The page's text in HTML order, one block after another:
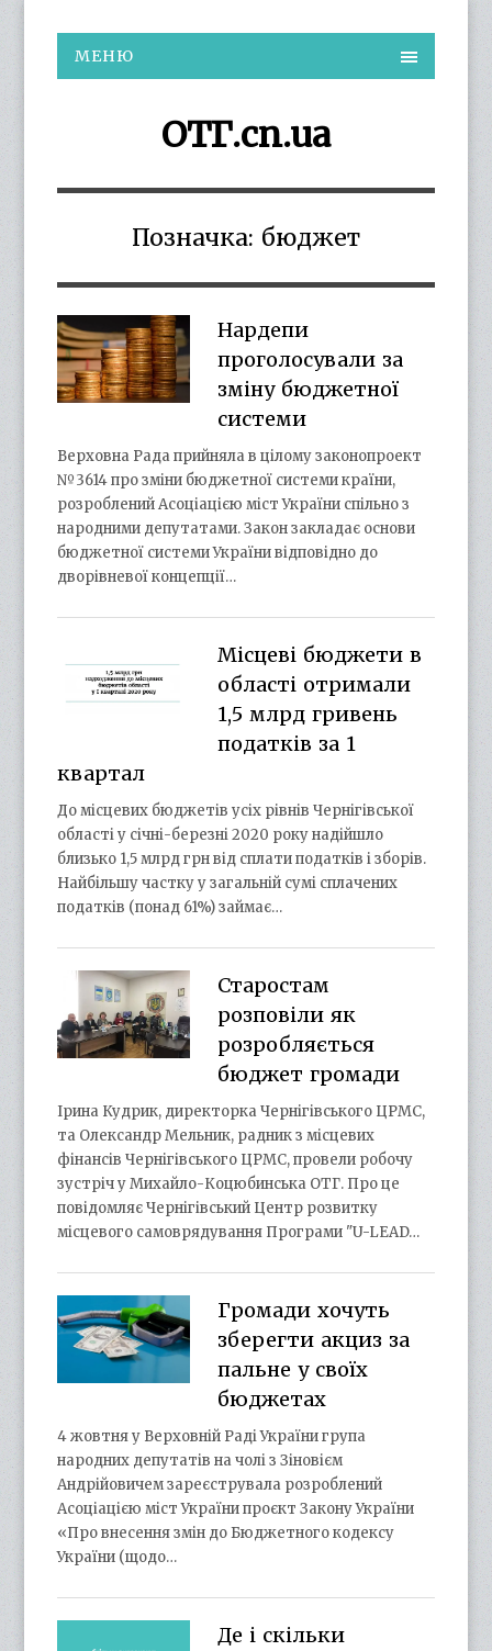
МЕНЮ
ОТГ.cn.ua
Позначка: бюджет
Нардепи
проголосували за
зміну бюджетної
системи
Верховна Рада прийняла в цілому законопроект
№3614 про зміни бюджетної системи країни,
розроблений Асоціацією міст України спільно з
народними депутатами. Закон закладає основи
бюджетної системи України відповідно до
дворівневої концепції…
Місцеві бюджети в
області отримали
1,5 млрд гривень
податків за 1
квартал
До місцевих бюджетів усіх рівнів Чернігівської
області у січні-березні 2020 року надійшло
близько 1,5 млрд грн від сплати податків і зборів.
Найбільшу частку у загальній сумі сплачених
податків (понад 61%) займає…
Старостам
розповіли як
розробляється
бюджет громади
Ірина Кудрик, директорка Чернігівського ЦРМС,
та Олександр Мельник, радник з місцевих
фінансів Чернігівського ЦРМС, провели робочу
зустріч у Михайло-Коцюбинська ОТГ. Про це
повідомляє Чернігівський Центр розвитку
місцевого самоврядування Програми "U-LEAD…
Громади хочуть
зберегти акциз за
пальне у своїх
бюджетах
4 жовтня у Верховній Раді України група
народних депутатів на чолі з Зіновієм
Андрійовичем зареєструвала розроблений
Асоціацією міст України проєкт Закону України
«Про внесення змін до Бюджетного кодексу
України (щодо…
Де і скільки